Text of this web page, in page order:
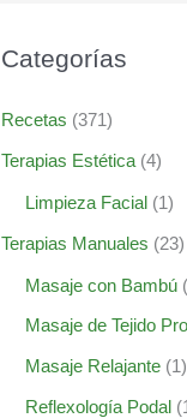
Categorías
Recetas (371)
Terapias Estética(4)
Limpieza Facial(1)
Terapias Manuales (23)
Masaje con Bambú
Masaje de Tejido
Masaje Relajante(1)
Reflexología Podal